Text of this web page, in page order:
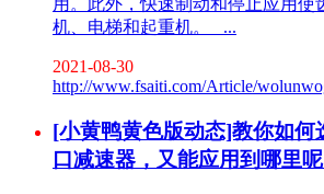
用。此外，快速制动和停止应用使
机、电梯和起重机。 ...
2021-08-30
http://www.fsaiti.com/Article/
[小黄鸭黄色版动态]教你如何
口减速器，又能应用到哪里呢